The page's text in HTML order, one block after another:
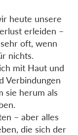
heute unsere
erleiden –
oft, wenn
nichts.
mit Haut und
Verbindungen
sie herum als
– aber alles
die sich der